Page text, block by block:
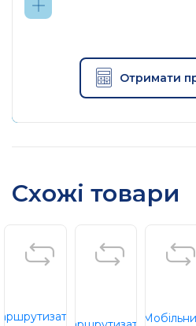
Отримати
Схожі товари